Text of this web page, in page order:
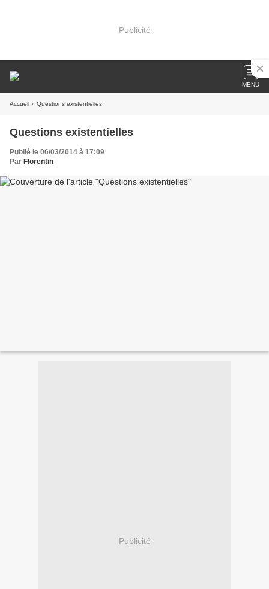
Publicité
MENU
Accueil » Questions existentielles
Questions existentielles
Publié le 06/03/2014 à 17:09
Par Florentin
Publicité